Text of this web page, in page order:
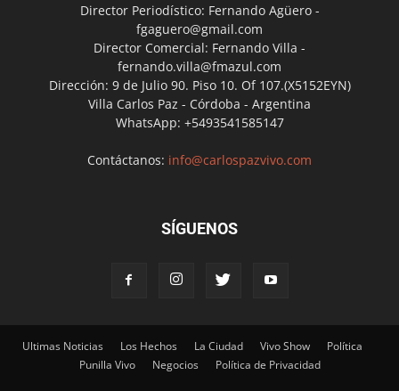
Director Periodístico: Fernando Agüero -
fgaguero@gmail.com
Director Comercial: Fernando Villa -
fernando.villa@fmazul.com
Dirección: 9 de Julio 90. Piso 10. Of 107.(X5152EYN)
Villa Carlos Paz - Córdoba - Argentina
WhatsApp: +5493541585147
Contáctanos: info@carlospazvivo.com
SÍGUENOS
Ultimas Noticias Los Hechos La Ciudad Vivo Show
Política
Punilla Vivo
Negocios Política de Privacidad